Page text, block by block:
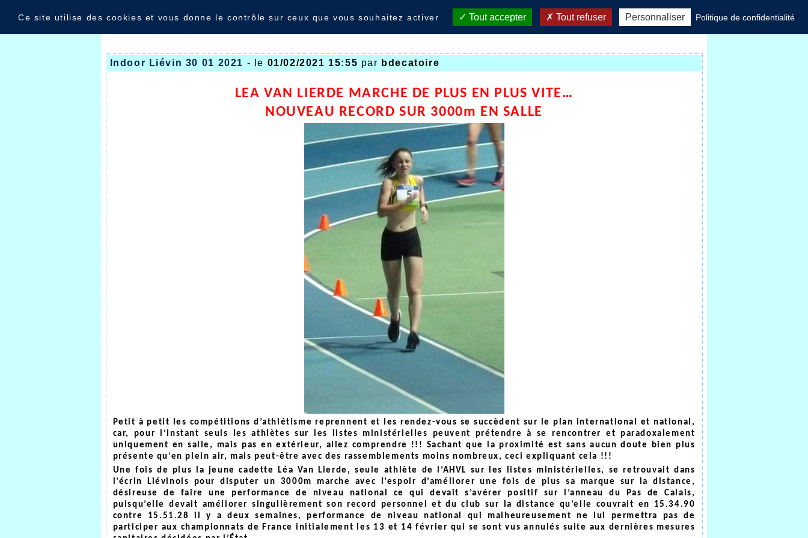
Nouvelles
Indoor Liévin 30 01 2021 - le 01/02/2021 15:55 par bdecatoire
LEA VAN LIERDE MARCHE DE PLUS EN PLUS VITE…
NOUVEAU RECORD SUR 3000m EN SALLE
Petit à petit les compétitions d’athlétisme reprennent et les rendez-vous se succèdent sur le plan international et national,
car, pour l’instant seuls les athlètes sur les listes ministérielles peuvent prétendre à se rencontrer et paradoxalement
uniquement en salle, mais pas en extérieur, allez comprendre !!! Sachant que la proximité est sans aucun doute bien plus
présente qu’en plein air, mais peut-être avec des rassemblements moins nombreux, ceci expliquant cela !!!
Une fois de plus la jeune cadette Léa Van Lierde, seule athlète de l’AHVL sur les listes ministérielles, se retrouvait dans
l’écrin Liévinois pour disputer un 3000m marche avec l’espoir d’améliorer une fois de plus sa marque sur la distance,
désireuse de faire une performance de niveau national ce qui devait s’avérer positif sur l’anneau du Pas de Calais,
puisqu’elle devait améliorer singulièrement son record personnel et du club sur la distance qu’elle couvrait en 15.34.90
contre 15.51.28 il y a deux semaines, performance de niveau national qui malheureusement ne lui permettra pas de
participer aux championnats de France initialement les 13 et 14 février qui se sont vus annulés suite aux dernières mesures
Ce site utilise des cookies et vous donne le contrôle sur ceux que vous souhaitez activer Tout accepter Tout refuser Personnaliser Politique de confidentialité